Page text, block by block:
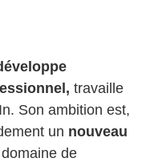
travaille
Son ambition est,
un nouveau
de